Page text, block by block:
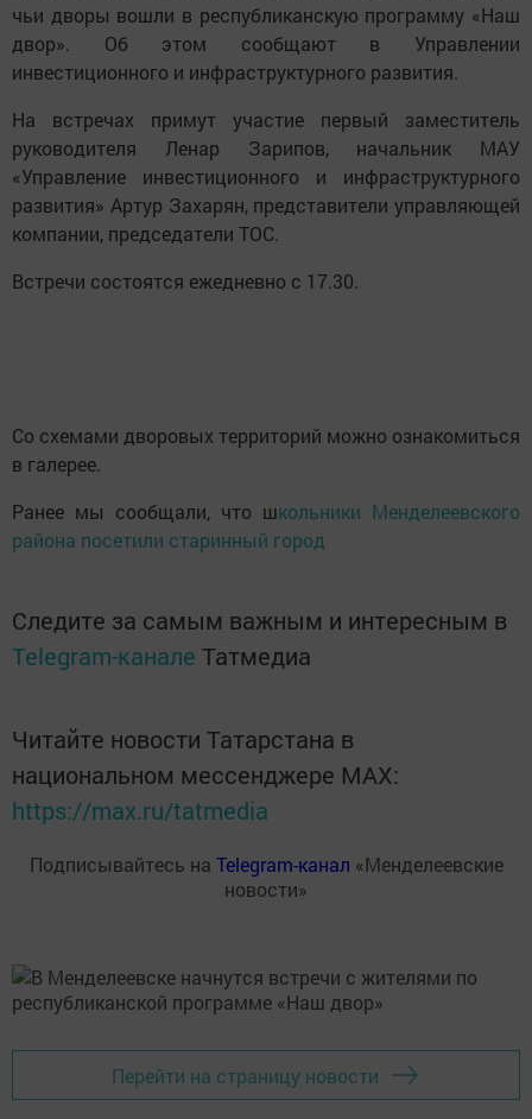
чьи дворы вошли в республиканскую программу «Наш
двор». Об этом сообщают в Управлении
инвестиционного и инфраструктурного развития.
На встречах примут участие первый заместитель
руководителя Ленар Зарипов, начальник МАУ
«Управление инвестиционного и инфраструктурного
развития» Артур Захарян, представители управляющей
компании, председатели ТОС.
Встречи состоятся ежедневно с 17.30.
Со схемами дворовых территорий можно ознакомиться
в галерее.
Ранее мы сообщали, что школьники Менделеевского
района посетили старинный город
Следите за самым важным и интересным в
Telegram-канале Татмедиа
Читайте новости Татарстана в
национальном мессенджере MАХ:
https://max.ru/tatmedia
Подписывайтесь на Telegram-канал «Менделеевские
новости»
Перейти на страницу новости